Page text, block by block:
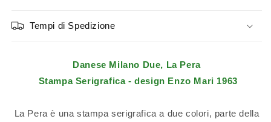
Tempi di Spedizione
Danese Milano Due, La Pera
Stampa Serigrafica - design Enzo Mari 1963
La Pera è una stampa serigrafica a due colori, parte della